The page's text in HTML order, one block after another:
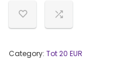
Category: Tot 20 EUR